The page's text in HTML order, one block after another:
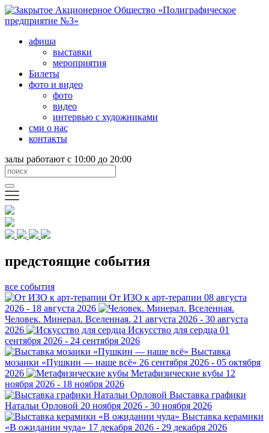
афиша
выставки
мероприятия
Билеты
фото и видео
фото
видео
интервью с художниками
сми о нас
контакты
залы работают с 10:00 до 20:00
предстоящие события
все события
От ИЗО к арт-терапии 08 августа
2026 - 18 августа 2026
Человек. Минерал. Вселенная. 21 августа 2026 - 30 августа
2026
Искусство для сердца 01
сентября 2026 - 24 сентября 2026
Выставка
мозаики «Пушкин — наше всё» 26 сентября 2026 - 05 октября
2026
Метафизические кубы 12
ноября 2026 - 18 ноября 2026
Выставка графики
Натальи Орловой 20 ноября 2026 - 30 ноября 2026
Выставка керамики
«В ожидании чуда» 17 декабря 2026 - 29 декабря 2026